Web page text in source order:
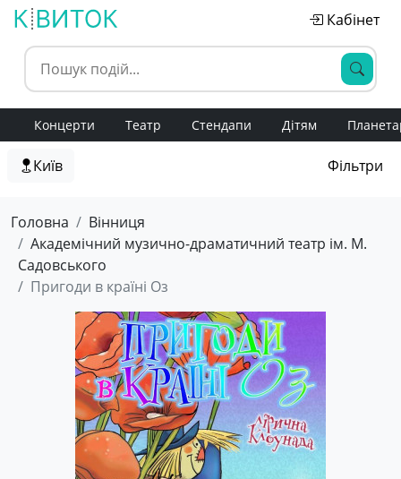
Кабінет
Концерти Театр Стендапи Дітям
Київ Фільтри
Головна
Вінниця
Академічний музично-драматичний театр ім. М.
Садовського
Пригоди в країні Оз